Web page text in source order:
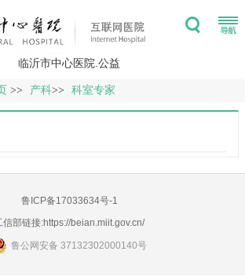
临沂市中心医院.公益
>> 产科>> 科室专家
鲁ICP备17033634号-1
信部链接:https://beian.miit.gov.cn/
鲁公网安备 37132302000140号